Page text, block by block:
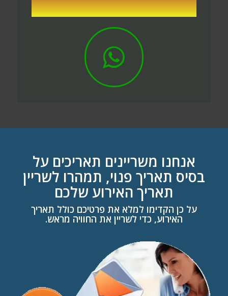
אנחנו משריינים תאריכים על
בסיס תאריך פנוי, תמהרו לשריין
תאריך האירוע שלכם
על כן הקדימו למלא את פרטיכם כולל תאריך
האירוע, כדי לשריין את החוויה מראש.